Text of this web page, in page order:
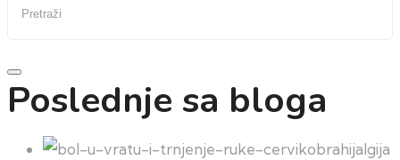
Poslednje sa bloga